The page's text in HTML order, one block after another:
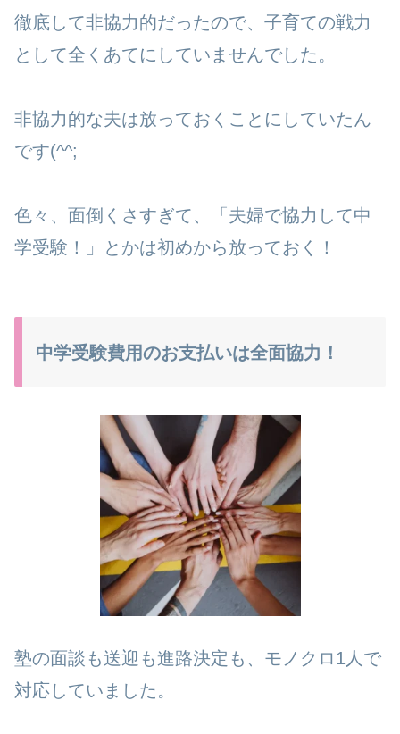
徹底して非協力的だったので、子育ての戦力
として全くあてにしていませんでした。
非協力的な夫は放っておくことにしていたん
です(^^;
色々、面倒くさすぎて、「夫婦で協力して中
学受験！」とかは初めから放っておく！
中学受験費用のお支払いは全面協力！
塾の面談も送迎も進路決定も、モノクロ1人で
対応していました。